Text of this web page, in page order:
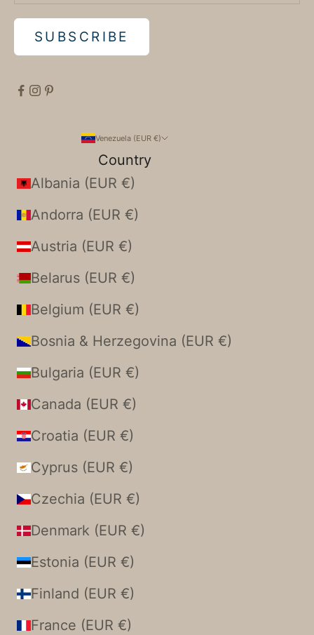
SUBSCRIBE
Venezuela (EUR €)
Country
Albania (EUR €)
Andorra (EUR €)
Austria (EUR €)
Belarus (EUR €)
Belgium (EUR €)
Bosnia & Herzegovina (EUR €)
Bulgaria (EUR €)
Canada (EUR €)
Croatia (EUR €)
Cyprus (EUR €)
Czechia (EUR €)
Denmark (EUR €)
Estonia (EUR €)
Finland (EUR €)
France (EUR €)